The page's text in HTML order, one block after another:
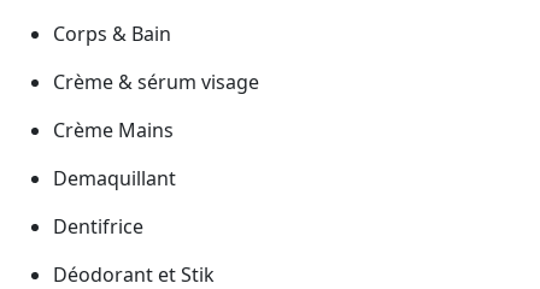
Corps & Bain
Crème & sérum visage
Crème Mains
Demaquillant
Dentifrice
Déodorant et Stik